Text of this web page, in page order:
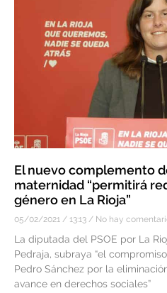
El nuevo complemento
maternidad “permitirá
género en La Rioja”
05/02/2021 13:13 No hay
La diputada del PSOE por La
Pedraja, subraya “el
Pedro Sánchez por la
avance en derechos sociales”